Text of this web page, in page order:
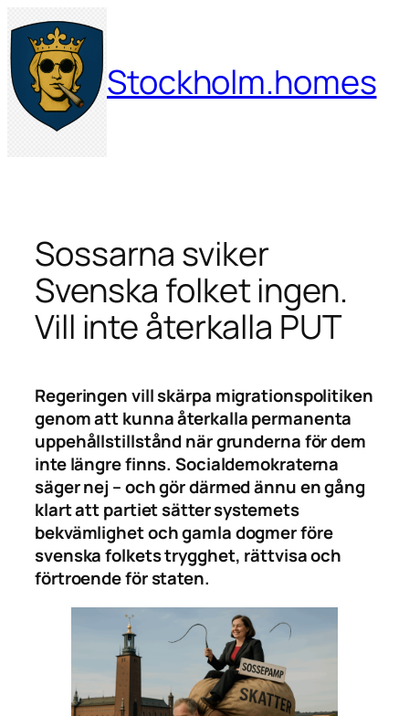
Hoppa
till
innehåll
Stockholm.homes
Sossarna sviker
Svenska folket ingen.
Vill inte återkalla PUT
Regeringen vill skärpa migrationspolitiken
genom att kunna återkalla permanenta
uppehållstillstånd när grunderna för dem
inte längre finns. Socialdemokraterna
säger nej – och gör därmed ännu en gång
klart att partiet sätter systemets
bekvämlighet och gamla dogmer före
svenska folkets trygghet, rättvisa och
förtroende för staten.